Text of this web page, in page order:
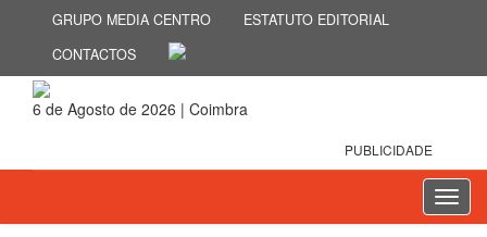
GRUPO MEDIA CENTRO
ESTATUTO EDITORIAL
CONTACTOS
6 de Agosto de 2026 | Coimbra
PUBLICIDADE